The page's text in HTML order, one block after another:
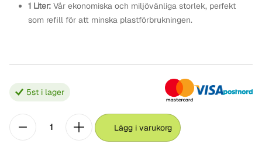
1 Liter: Vår ekonomiska och miljövänliga storlek, perfekt
som refill för att minska plastförbrukningen.
5st i lager
Lägg i varukorg